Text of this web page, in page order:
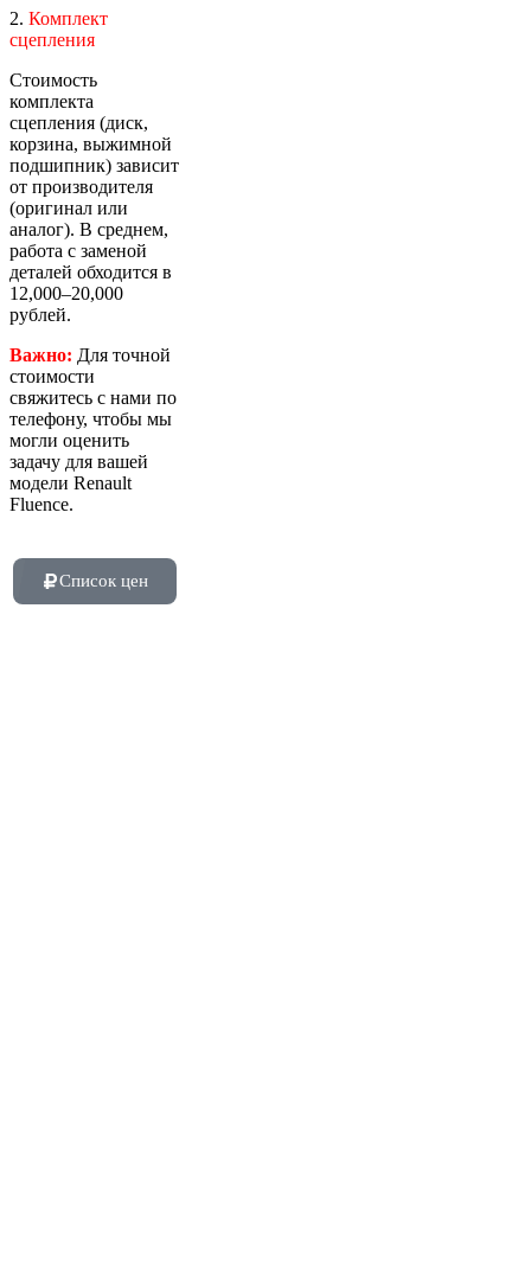
2. Комплект
сцепления
Стоимость
комплекта
сцепления (диск,
корзина, выжимной
подшипник) зависит
от производителя
(оригинал или
аналог). В среднем,
работа с заменой
деталей обходится в
12,000–20,000
рублей.
Важно: Для точной
стоимости
свяжитесь с нами по
телефону, чтобы мы
могли оценить
задачу для вашей
модели Renault
Fluence.
Список цен